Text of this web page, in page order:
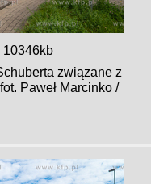
10346kb
związane z
Paweł Marcinko /